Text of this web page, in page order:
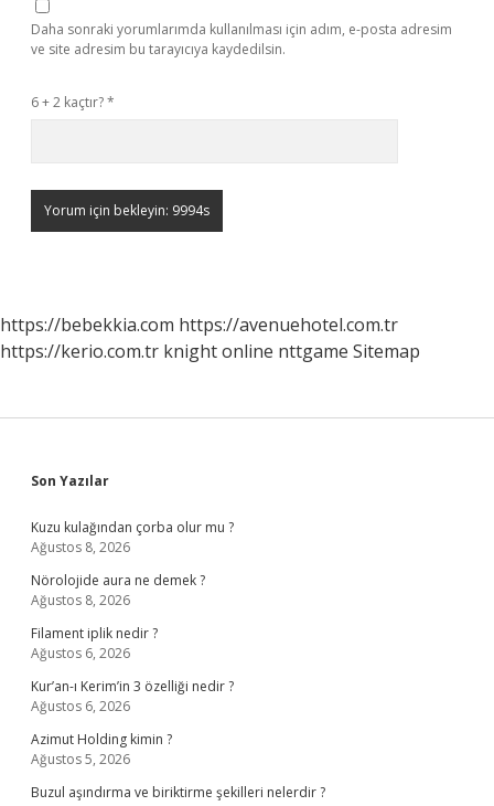
Daha sonraki yorumlarımda kullanılması için adım, e-posta adresim
ve site adresim bu tarayıcıya kaydedilsin.
6 + 2 kaçtır?*
https://bebekkia.com https://avenuehotel.com.tr
https://kerio.com.tr knight online nttgame Sitemap
Sidebar
Son Yazılar
Kuzu kulağından çorba olur mu ?
Ağustos 8, 2026
Nörolojide aura ne demek ?
Ağustos 8, 2026
Filament iplik nedir ?
Ağustos 6, 2026
Kur’an-ı Kerim’in 3 özelliği nedir ?
Ağustos 6, 2026
Azimut Holding kimin ?
Ağustos 5, 2026
Buzul aşındırma ve biriktirme şekilleri nelerdir ?